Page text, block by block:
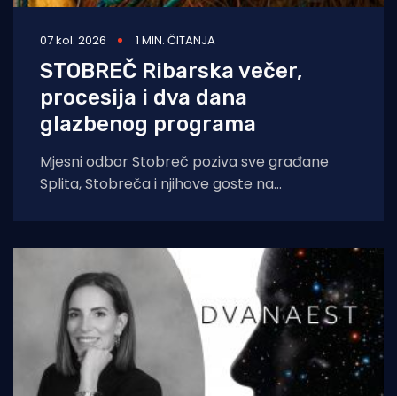
07 kol. 2026 1 MIN. ČITANJA
STOBREČ Ribarska večer,
procesija i dva dana
glazbenog programa
Mjesni odbor Stobreč poziva sve građane
Splita, Stobreča i njihove goste na